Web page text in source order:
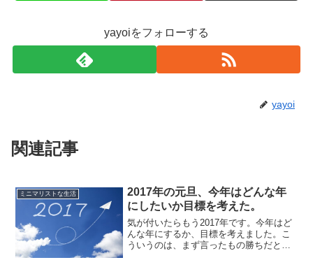
yayoiをフォローする
yayoi
関連記事
ミニマリストな生活
2017年の元旦、今年はどんな年
にしたいか目標を考えた。
気が付いたらもう2017年です。今年はど
んな年にするか、目標を考えました。こ
ういうのは、まず言ったもの勝ちだと思